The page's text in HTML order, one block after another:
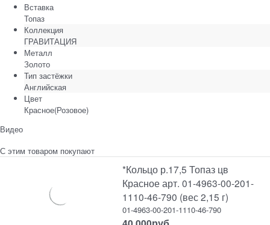
Вставка
Топаз
Коллекция
ГРАВИТАЦИЯ
Металл
Золото
Тип застёжки
Английская
Цвет
Красное(Розовое)
Видео
С этим товаром покупают
*Кольцо р.17,5 Топаз цв
Красное арт. 01-4963-00-201-
1110-46-790 (вес 2,15 г)
01-4963-00-201-1110-46-790